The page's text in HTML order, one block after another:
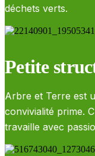
déchets verts.
Petite
Arbre et Terre est
convivialité prime.
travaille avec